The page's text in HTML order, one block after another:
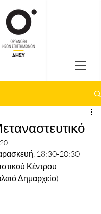
18:30-20:30
Κέντρου
Δημαρχείο)